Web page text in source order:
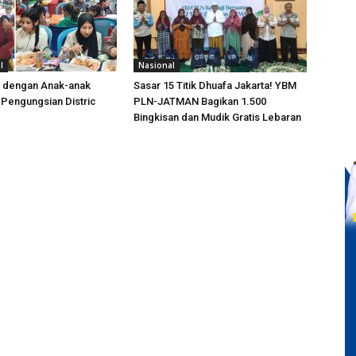
Anak-anak
Distric
Nasional
Sasar 15 Titik Dhuafa Jakarta! YBM
PLN-JATMAN Bagikan 1.500
Bingkisan dan Mudik Gratis Lebaran